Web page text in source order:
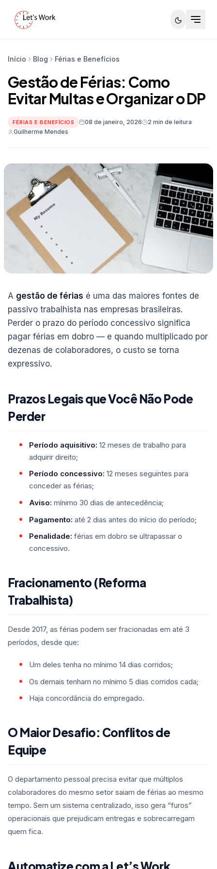
Início Blog Férias e Benefícios
Gestão de Férias: Como
Evitar Multas e Organizar o DP
FÉRIAS E BENEFÍCIOS 08 de janeiro, 2026
2 min de leitura
Guilherme Mendes
A gestão de férias é uma das maiores fontes de
passivo trabalhista nas empresas brasileiras.
Perder o prazo do período concessivo significa
pagar férias em dobro — e quando multiplicado por
dezenas de colaboradores, o custo se torna
expressivo.
Prazos Legais que Você Não Pode
Perder
Período aquisitivo: 12 meses de trabalho para
adquirir direito;
Período concessivo: 12 meses seguintes para
conceder as férias;
Aviso: mínimo 30 dias de antecedência;
Pagamento: até 2 dias antes do início do período;
Penalidade: férias em dobro se ultrapassar o
concessivo.
Fracionamento (Reforma
Trabalhista)
Desde 2017, as férias podem ser fracionadas em até 3
períodos, desde que:
Um deles tenha no mínimo 14 dias corridos;
Os demais tenham no mínimo 5 dias corridos cada;
Haja concordância do empregado.
O Maior Desafio: Conflitos de
Equipe
O departamento pessoal precisa evitar que múltiplos
colaboradores do mesmo setor saiam de férias ao mesmo
tempo. Sem um sistema centralizado, isso gera “furos”
operacionais que prejudicam entregas e sobrecarregam
quem fica.